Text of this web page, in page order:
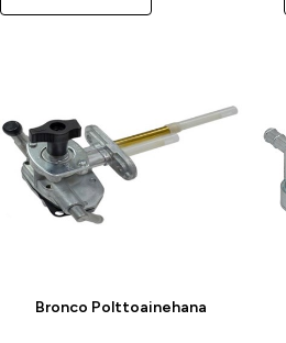
Bronco Polttoainehana